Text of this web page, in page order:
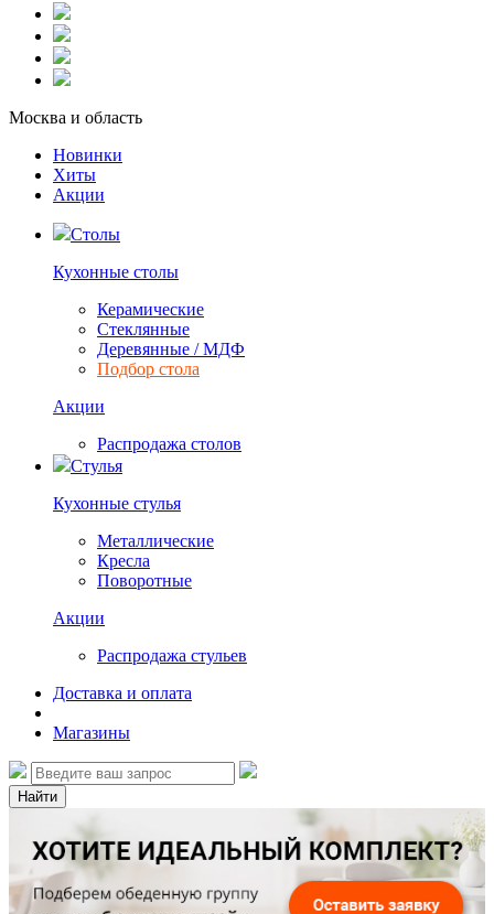
Москва и область
Новинки
Хиты
Акции
Столы
Кухонные столы
Керамические
Стеклянные
Деревянные / МДФ
Подбор стола
Акции
Распродажа столов
Стулья
Кухонные стулья
Металлические
Кресла
Поворотные
Акции
Распродажа стульев
Доставка и оплата
Магазины
Найти